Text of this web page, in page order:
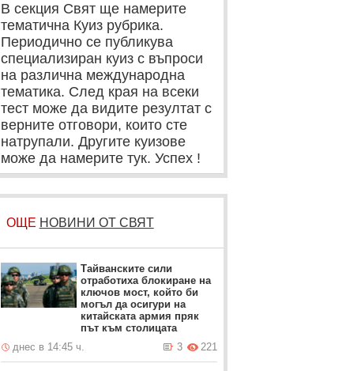
В секция Свят ще намерите
тематична Куиз рубрика.
Периодично се публикува
специализиран куиз с въпроси
на различна международна
тематика. След края на всеки
тест може да видите резултат с
верните отговори, които сте
натрупали. Другите куизове
може да намерите тук. Успех !
ОЩЕ НОВИНИ ОТ СВЯТ
Тайванските сили
отработиха блокиране на
ключов мост, който би
могъл да осигури на
китайската армия пряк
път към столицата
днес в 14:45 ч.
221
3